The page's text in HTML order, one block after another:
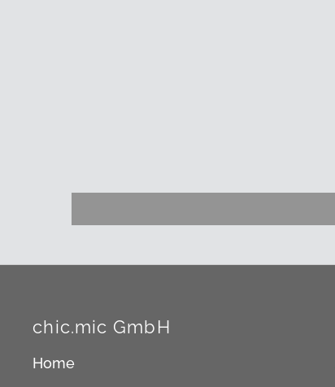
chic.mic GmbH
Home